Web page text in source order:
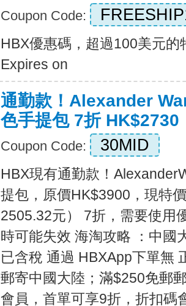
Coupon Code:
HBX優惠碼，超過100美元的
Expires on
通勤款！Alexander
色手提包 7折 HK$2730
Coupon Code: 30MID
HBX現有通勤款！
提包，原價HK$3900，現特
2505.32元） 7折，需要使用
時可能失效 海淘攻略 ：中國
已含稅 通過 HBXApp下單無
郵寄中國大陸；滿$250免郵
會員，首單可享9折，折扣碼